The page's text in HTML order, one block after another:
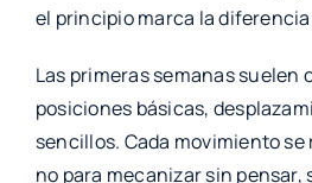
el principio marca la diferencia
Las primeras semanas suelen
posiciones básicas,
sencillos. Cada movimiento
no para mecanizar sin